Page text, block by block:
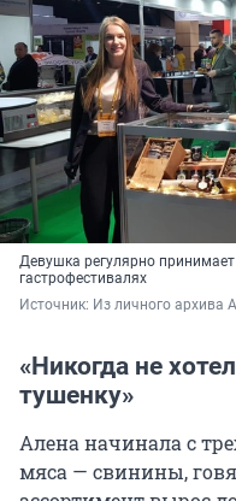
Девушка регулярно
гастрофестивалях
Источник: Из личного архива
«Никогда не
тушенку»
Алена начинала с
мяса — свинины,